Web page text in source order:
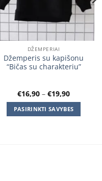
DŽEMPERIAI
Džemperis su kapišonu
“Bičas su charakteriu”
€16,90 – €19,90Price
€16,90
through
€19,90
PASIRINKTI SAVYBES